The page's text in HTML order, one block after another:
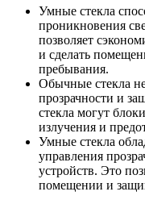
Умные стекла
проникновения
позволяет
и сделать
пребывания.
Обычные стекла
прозрачности и
стекла могут
излучения и
Умные стекла
управления
устройств. Это
помещении и